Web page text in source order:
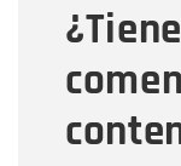
Mensaje